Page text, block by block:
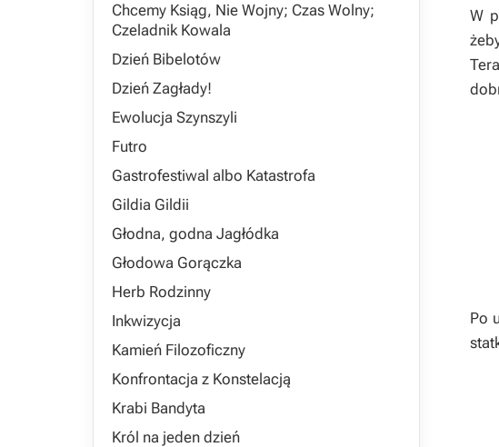
Chcemy Ksiąg, Nie Wojny; Czas Wolny;
Czeladnik Kowala
Dzień Bibelotów
Dzień Zagłady!
Ewolucja Szynszyli
Futro
Gastrofestiwal albo Katastrofa
Gildia Gildii
Głodna, godna Jagłódka
Głodowa Gorączka
Herb Rodzinny
Inkwizycja
Kamień Filozoficzny
Konfrontacja z Konstelacją
Krabi Bandyta
Król na jeden dzień
W
Po